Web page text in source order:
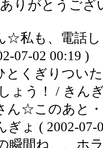
りがとうござ
☆私も、電話
07-02 00:19 )
くぎりつい
ょう！ / きん
ん☆このあと
ぎょ ( 2002-07-
瞬間ね、、ホ